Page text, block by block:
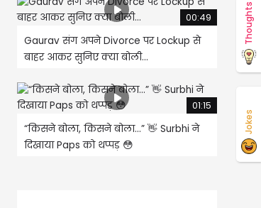
00:49
Gaurav संग अपने Divorce पर Lockup से
बाहर आकर सुनिए क्या बोली...
01:15
“किसने बोला, किसने बोला…” 👋 Surbhi ने
दिखाया Paps को थप्पड़ 😳
Thoughts
Jokes